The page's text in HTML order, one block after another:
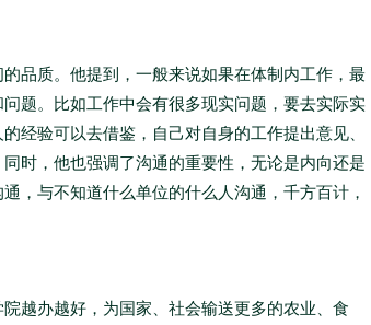
品质。他提到，一般来说如果在体制内工作，最
题。比如工作中会有很多现实问题，要去实际实
经验可以去借鉴，自己对自身的工作提出意见、
时，他也强调了沟通的重要性，无论是内向还是
，与不知道什么单位的什么人沟通，千方百计，
越办越好，为国家、社会输送更多的农业、食